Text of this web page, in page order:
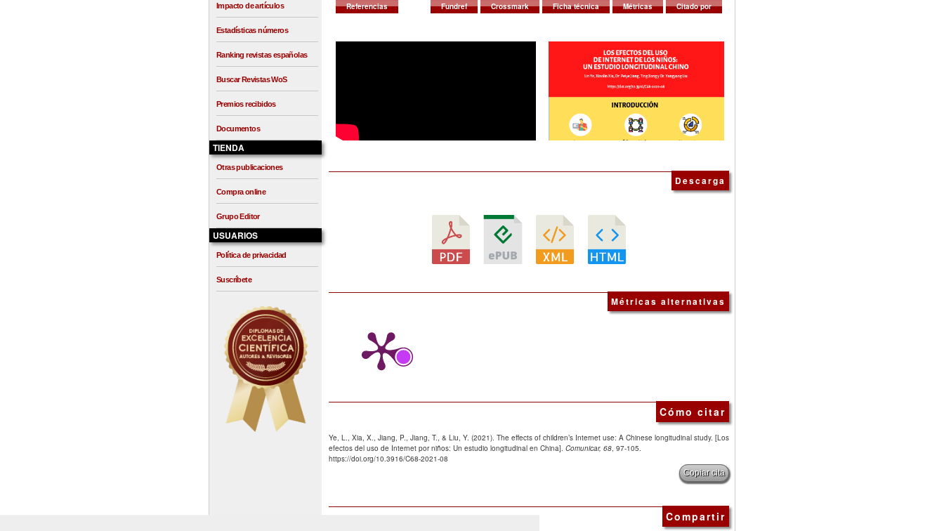
Impacto de artículos
Estadísticas números
Ranking revistas españolas
Buscar Revistas WoS
Premios recibidos
Documentos
TIENDA
Otras publicaciones
Compra online
Grupo Editor
USUARIOS
Política de privacidad
Suscríbete
Referencias Fundref Crossmark Ficha técnica Métricas Citado por
Descarga
Métricas alternativas
Cómo citar
Ye, L., Xia, X., Jiang, P., Jiang, T., & Liu, Y. (2021). The effects of children’s Internet use: A Chinese longitudinal study. [Los
efectos del uso de Internet por niños: Un estudio longitudinal en China]. Comunicar, 68 , 97-105.
https://doi.org/10.3916/C68-2021-08
Copiar cita
Compartir